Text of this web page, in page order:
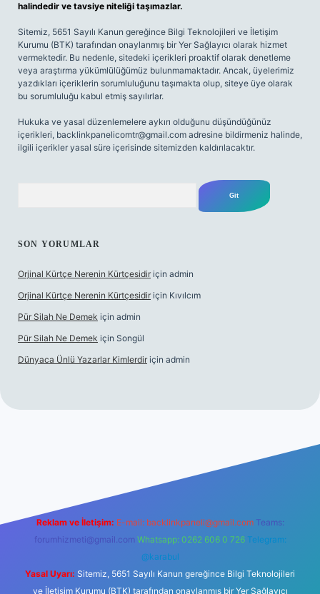
halindedir ve tavsiye niteliği taşımazlar.
Sitemiz, 5651 Sayılı Kanun gereğince Bilgi Teknolojileri ve İletişim
Kurumu (BTK) tarafından onaylanmış bir Yer Sağlayıcı olarak hizmet
vermektedir. Bu nedenle, sitedeki içerikleri proaktif olarak denetleme
veya araştırma yükümlülüğümüz bulunmamaktadır. Ancak, üyelerimiz
yazdıkları içeriklerin sorumluluğunu taşımakta olup, siteye üye olarak
bu sorumluluğu kabul etmiş sayılırlar.
Hukuka ve yasal düzenlemelere aykırı olduğunu düşündüğünüz
içerikleri, backlinkpanelicomtr@gmail.com adresine bildirmeniz halinde,
ilgili içerikler yasal süre içerisinde sitemizden kaldırılacaktır.
SON YORUMLAR
Orjinal Kürtçe Nerenin Kürtçesidir için admin
Orjinal Kürtçe Nerenin Kürtçesidir için Kıvılcım
Pür Silah Ne Demek için admin
Pür Silah Ne Demek için Songül
Dünyaca Ünlü Yazarlar Kimlerdir için admin
Reklam ve İletişim: E-mail: backlinkpaneli@gmail.com Teams:
forumhizmeti@gmail.com Whatsapp: 0262 606 0 726 Telegram:
@karabul
Yasal Uyarı: Sitemiz, 5651 Sayılı Kanun gereğince Bilgi Teknolojileri
ve İletişim Kurumu (BTK) tarafından onaylanmış bir Yer Sağlayıcı